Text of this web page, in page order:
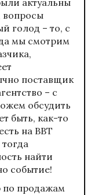
актуальны
вопросы
голод – то, с
мы смотрим
поставщик
– с
обсудить
быть, как-то
на BBT
найти
событие!
по продажам